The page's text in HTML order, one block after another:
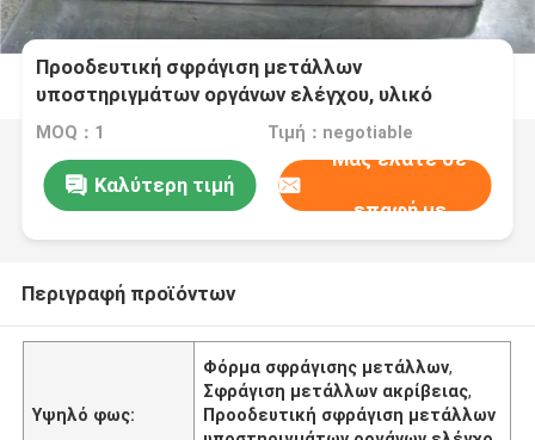
Προοδευτική σφράγιση μετάλλων
υποστηριγμάτων οργάνων ελέγχου, υλικό
μοντάρισμα οργάνων κύβων μετάλλων φύλλων
MOQ：1 Τιμή：negotiable
Καλύτερη τιμή
Μας ελάτε σε
επαφή με
Περιγραφή προϊόντων
Υψηλό φως:
Φόρμα σφράγισης μετάλλων,
Σφράγιση μετάλλων ακρίβειας,
Προοδευτική σφράγιση μετάλλων